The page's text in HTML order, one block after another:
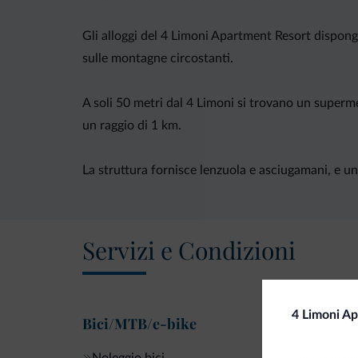
Gli alloggi del 4 Limoni Apartment Resort
sulle montagne circostanti.
A soli 50 metri dal 4 Limoni si trovano un
un raggio di 1 km.
La struttura fornisce lenzuola e asciugamani, e
Servizi e Condizioni
Bici/MTB/e-bike 4 Limoni